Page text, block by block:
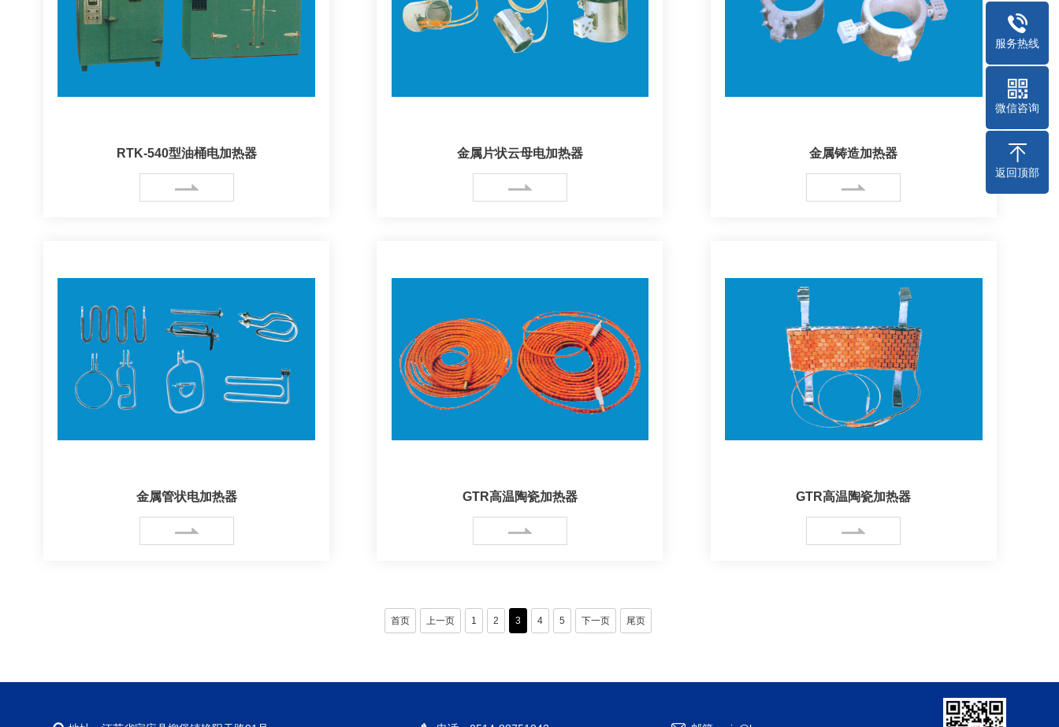
RTK-540型油桶电加热器 金属片状云母电加热器 金属铸造加热器
金属管状电加热器 GTR高温陶瓷加热器 GTR高温陶瓷加热器
首页 上一页 1 2 3 4 5 下一页 尾页
服务热线
微信咨询
返回顶部